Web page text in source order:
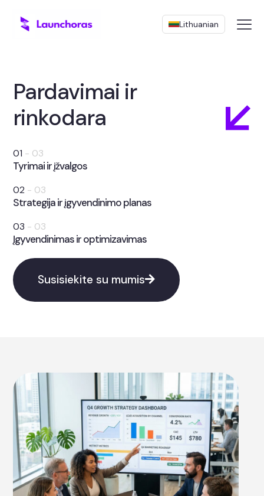
Lithuanian
Pardavimai ir
rinkodara
01 - 03
Tyrimai ir įžvalgos
02 - 03
Strategija ir įgyvendinimo planas
03 - 03
Įgyvendinimas ir optimizavimas
Susisiekite su mumis